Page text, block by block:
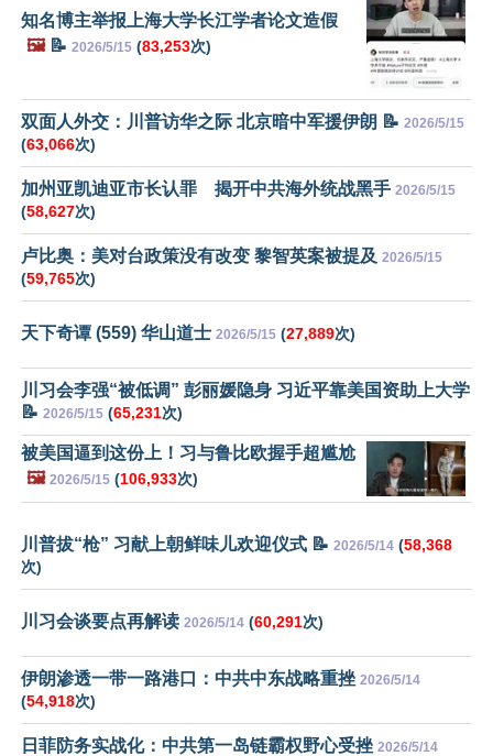
知名博主举报上海大学长江学者论文造假
🖼️📝 2026/5/15 (83,253次)
双面人外交：川普访华之际 北京暗中军援伊朗 📝 2026/5/15
(63,066次)
加州亚凯迪亚市长认罪 揭开中共海外统战黑手 2026/5/15
(58,627次)
卢比奥：美对台政策没有改变 黎智英案被提及 2026/5/15
(59,765次)
天下奇谭 (559) 华山道士 2026/5/15 (27,889次)
川习会李强“被低调” 彭丽媛隐身 习近平靠美国资助上大学
📝 2026/5/15 (65,231次)
被美国逼到这份上！习与鲁比欧握手超尴尬
🖼️ 2026/5/15 (106,933次)
川普拔“枪” 习献上朝鲜味儿欢迎仪式 📝 2026/5/14 (58,368
次)
川习会谈要点再解读 2026/5/14 (60,291次)
伊朗渗透一带一路港口：中共中东战略重挫 2026/5/14
(54,918次)
日菲防务实战化：中共第一岛链霸权野心受挫 2026/5/14